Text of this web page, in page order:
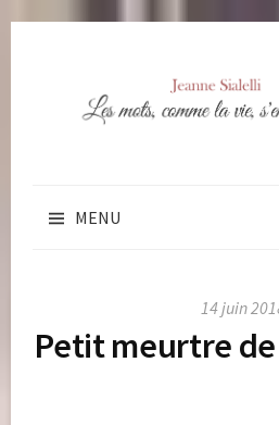
MENU
14 juin
Petit meurtre